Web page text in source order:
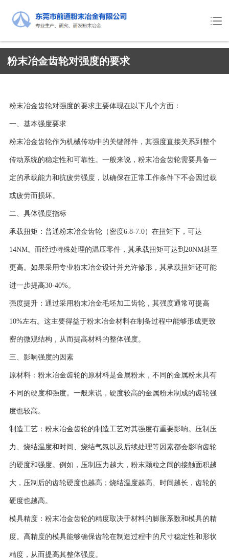
粉末冶金齿轮对强度的要求
粉末冶金齿轮对强度的要求主要体现在以下几个方面：
一、基本强度要求
粉末冶金齿轮作为机械传动中的关键部件，其强度直接关系到整个
传动系统的稳定性和可靠性。一般来说，粉末冶金齿轮需要具备一
定的承载能力和抗疲劳强度，以确保在正常工作条件下不会因过载
或疲劳而损坏。
二、具体强度指标
承载扭矩：普通粉末冶金齿轮（密度6.8-7.0）在扭矩下，可达
14NM。而经过特殊处理的温压零件，其承载扭矩可达到20NM甚至
更高。如果采用专业粉末冶金设计并允许修形，其承载扭矩还可能
进一步提高30-40%。
强度提升：通过采用粉末冶金毛坯加工齿轮，其强度通常可提高
10%左右。这主要得益于粉末冶金材料在制备过程中能够形成更致
密的微观结构，从而提高材料的整体强度。
三、影响强度的因素
原材料：粉末冶金齿轮的原材料是金属粉末，不同的金属粉末具有
不同的硬度和强度。一般来说，硬度较高的金属粉末制成的齿轮强
度也较高。
制造工艺：粉末冶金齿轮的制造工艺对其强度有重要影响。压制压
力、烧结温度和时间、烧结气氛以及后续处理等因素都会影响齿轮
的硬度和强度。例如，压制压力越大，粉末颗粒之间的接触面积越
大，压制后的齿轮硬度也越高；烧结温度越高、时间越长，齿轮的
硬度也越高。
模具精度：粉末冶金齿轮的精度取决于材料的膨胀系数和模具的精
度。高精度的模具能够确保齿轮在制造过程中的尺寸稳定性和形状
精度，从而提高其整体强度。